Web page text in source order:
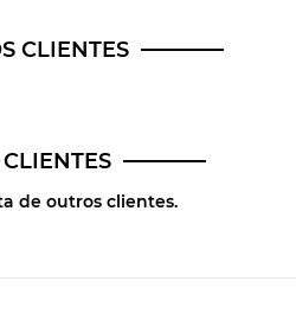
CLIENTES
de outros clientes.